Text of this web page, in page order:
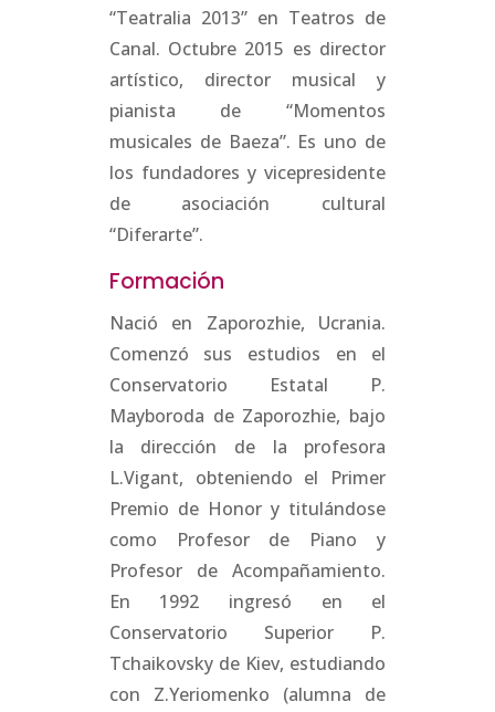
“Teatralia 2013” en Teatros de
Canal. Octubre 2015 es director
artístico, director musical y
pianista de “Momentos
musicales de Baeza”. Es uno de
los fundadores y vicepresidente
de asociación cultural
“Diferarte”.
Formación
Nació en Zaporozhie, Ucrania.
Comenzó sus estudios en el
Conservatorio Estatal P.
Mayboroda de Zaporozhie, bajo
la dirección de la profesora
L.Vigant, obteniendo el Primer
Premio de Honor y titulándose
como Profesor de Piano y
Profesor de Acompañamiento.
En 1992 ingresó en el
Conservatorio Superior P.
Tchaikovsky de Kiev, estudiando
con Z.Yeriomenko (alumna de